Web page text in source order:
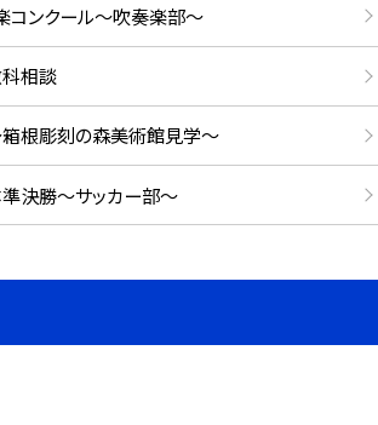
ンクール～吹奏楽部～
相談
根彫刻の森美術館見学～
決勝～サッカー部～